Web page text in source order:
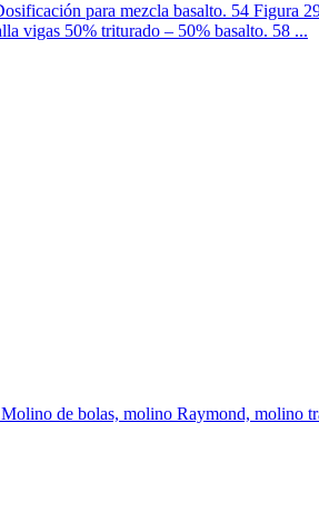
para mezcla basalto. 54 Figura
vigas 50% triturado – 50% basalto. 58 ...
de bolas, molino Raymond,